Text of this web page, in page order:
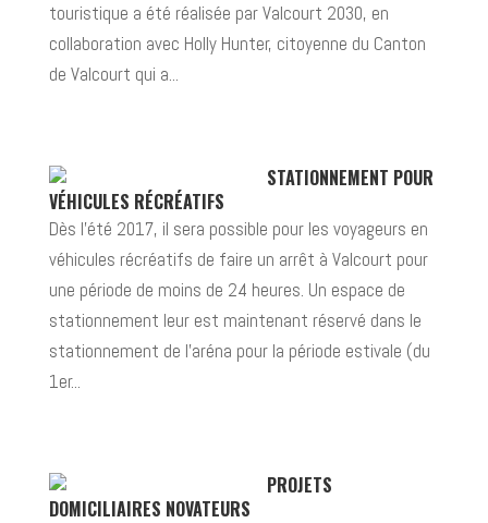
touristique a été réalisée par Valcourt 2030, en
collaboration avec Holly Hunter, citoyenne du Canton
de Valcourt qui a...
STATIONNEMENT POUR
VÉHICULES RÉCRÉATIFS
Dès l’été 2017, il sera possible pour les voyageurs en
véhicules récréatifs de faire un arrêt à Valcourt pour
une période de moins de 24 heures. Un espace de
stationnement leur est maintenant réservé dans le
stationnement de l’aréna pour la période estivale (du
1er...
PROJETS
DOMICILIAIRES NOVATEURS